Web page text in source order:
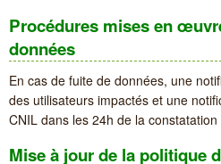
Procédures mises en
données
En cas de fuite de données, une
des utilisateurs impactés et une
CNIL dans les 24h de la
Mise à jour de la politique